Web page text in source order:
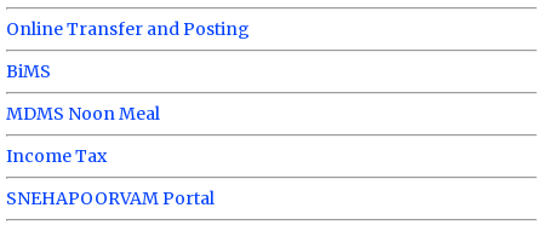
Online Transfer and Posting
BiMS
MDMS Noon Meal
Income Tax
SNEHAPOORVAM Portal